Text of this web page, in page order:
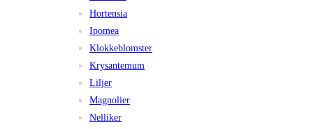
Hortensia
Ipomea
Klokkeblomster
Krysantemum
Liljer
Magnolier
Nelliker